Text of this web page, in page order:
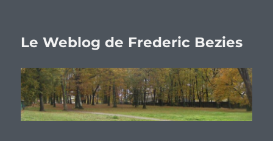
Le Weblog de Frederic Bezies